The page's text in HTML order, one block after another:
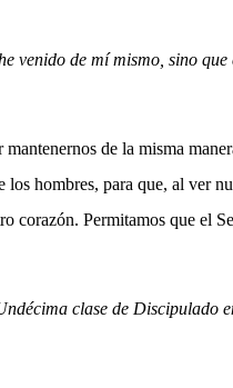
venido de mí mismo, sino que
de la misma
hombres, para que, al ver
corazón. Permitamos que el
clase de Discipulado